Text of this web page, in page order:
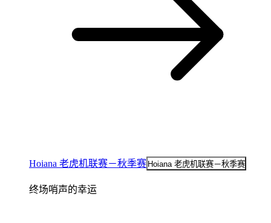
Hoiana 老虎机联赛－秋季赛 Hoiana 老虎机联赛－秋季赛
终场哨声的幸运